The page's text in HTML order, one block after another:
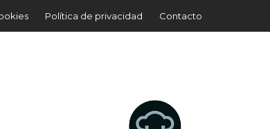
Política de privacidad Contacto